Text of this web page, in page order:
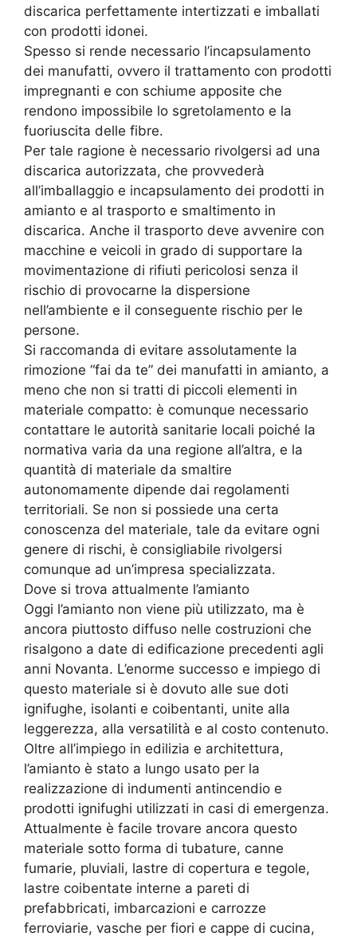
discarica perfettamente intertizzati e imballati
con prodotti idonei.
Spesso si rende necessario l’incapsulamento
dei manufatti, ovvero il trattamento con prodotti
impregnanti e con schiume apposite che
rendono impossibile lo sgretolamento e la
fuoriuscita delle fibre.
Per tale ragione è necessario rivolgersi ad una
discarica autorizzata, che provvederà
all’imballaggio e incapsulamento dei prodotti in
amianto e al trasporto e smaltimento in
discarica. Anche il trasporto deve avvenire con
macchine e veicoli in grado di supportare la
movimentazione di rifiuti pericolosi senza il
rischio di provocarne la dispersione
nell’ambiente e il conseguente rischio per le
persone.
Si raccomanda di evitare assolutamente la
rimozione “fai da te” dei manufatti in amianto, a
meno che non si tratti di piccoli elementi in
materiale compatto: è comunque necessario
contattare le autorità sanitarie locali poiché la
normativa varia da una regione all’altra, e la
quantità di materiale da smaltire
autonomamente dipende dai regolamenti
territoriali. Se non si possiede una certa
conoscenza del materiale, tale da evitare ogni
genere di rischi, è consigliabile rivolgersi
comunque ad un’impresa specializzata.
Dove si trova attualmente l’amianto
Oggi l’amianto non viene più utilizzato, ma è
ancora piuttosto diffuso nelle costruzioni che
risalgono a date di edificazione precedenti agli
anni Novanta. L’enorme successo e impiego di
questo materiale si è dovuto alle sue doti
ignifughe, isolanti e coibentanti, unite alla
leggerezza, alla versatilità e al costo contenuto.
Oltre all’impiego in edilizia e architettura,
l’amianto è stato a lungo usato per la
realizzazione di indumenti antincendio e
prodotti ignifughi utilizzati in casi di emergenza.
Attualmente è facile trovare ancora questo
materiale sotto forma di tubature, canne
fumarie, pluviali, lastre di copertura e tegole,
lastre coibentate interne a pareti di
prefabbricati, imbarcazioni e carrozze
ferroviarie, vasche per fiori e cappe di cucina,